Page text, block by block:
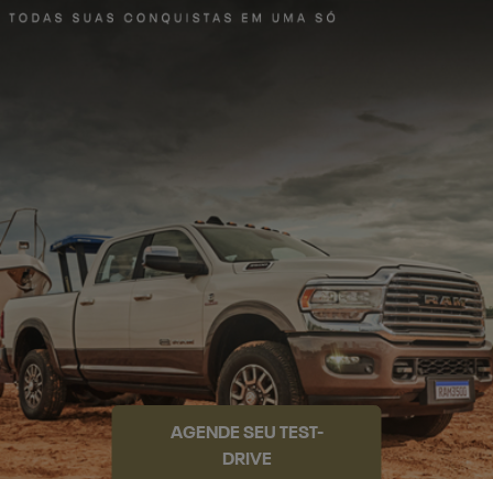
AGENDE SEU TEST-
DRIVE